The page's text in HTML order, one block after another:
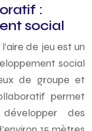
:
social
de jeu est un
social
de groupe et
permet
des